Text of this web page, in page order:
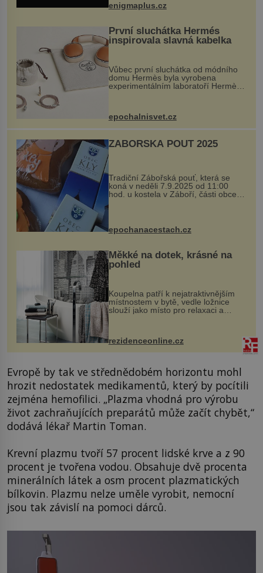
...
enigmaplus.cz
První sluchátka Hermés
inspirovala slavná kabelka
Vůbec první sluchátka od módního
domu Hermès byla vyrobena
experimentálním laboratoří Hermès
kovový...
epochalnisvet.cz
ZÁBOŘSKÁ POUŤ 2025
Tradiční Zábořská pouť, která se
koná v neděli 7.9.2025 od 11:00
hod. u kostela v Záboří, části obce
Kly u Mělníka. V programu naleznete
komentovanou prohlídku kostela,
epochanacestach.cz
Měkké na dotek, krásné na
pohled
Koupelna patří k nejatraktivnějším
místnostem v bytě, vedle ložnice
slouží jako místo pro relaxaci a
odpočinek. Koupelnový textil –
ručníky, osušky a koberečky –
mohou jako mávnutím kouzelného
proutku...
rezidenceonline.cz
Evropě by tak ve střednědobém horizontu mohl
hrozit nedostatek medikamentů, který by pocítili
zejména hemofilici. „Plazma vhodná pro výrobu
život zachraňujících preparátů může začít chybět,“
dodává lékař Martin Toman.
Krevní plazmu tvoří 57 procent lidské krve a z 90
procent je tvořena vodou. Obsahuje dvě procenta
minerálních látek a osm procent plazmatických
bílkovin. Plazmu nelze uměle vyrobit, nemocní
jsou tak závislí na pomoci dárců.